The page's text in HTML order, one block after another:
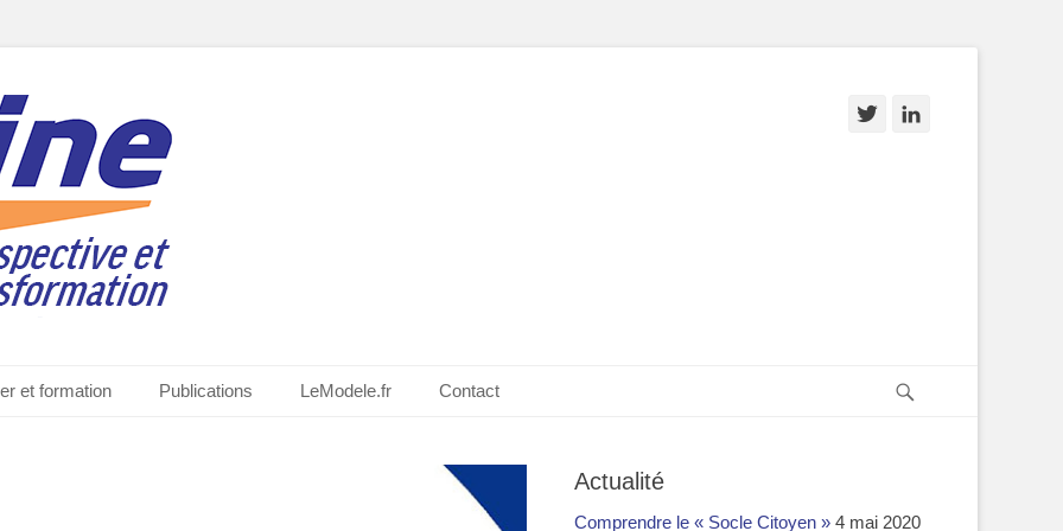
Twitter
et formation Publications LeModele.fr Contact
Actualité
Comprendre le « Socle Citoyen » 4 mai 2020